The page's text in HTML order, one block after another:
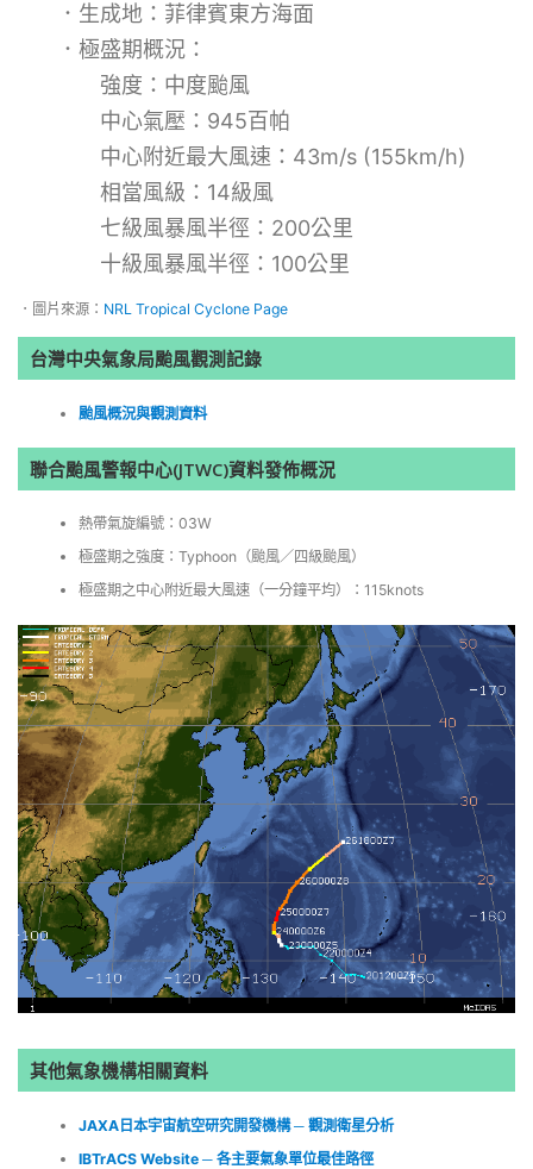
．生成地：菲律賓東方海面
．極盛期概況：
強度：中度颱風
中心氣壓：945百帕
中心附近最大風速：43m/s (155km/h)
相當風級：14級風
七級風暴風半徑：200公里
十級風暴風半徑：100公里
．圖片來源： NRL Tropical Cyclone Page
台灣中央氣象局颱風觀測記錄
颱風概況與觀測資料
聯合颱風警報中心(JTWC)資料發佈概況
熱帶氣旋編號：03W
極盛期之強度：Typhoon（颱風／四級颱風）
極盛期之中心附近最大風速（一分鐘平均）：115knots
其他氣象機構相關資料
JAXA日本宇宙航空研究開發機構 ─ 觀測衛星分析
IBTrACS Website ─ 各主要氣象單位最佳路徑